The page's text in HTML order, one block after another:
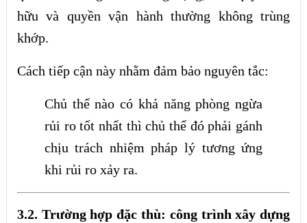
hữu và quyền vận hành thường không trùng
khớp.
Cách tiếp cận này nhằm đảm bảo nguyên tắc:
Chủ thể nào có khả năng phòng ngừa
rủi ro tốt nhất thì chủ thể đó phải gánh
chịu trách nhiệm pháp lý tương ứng
khi rủi ro xảy ra.
3.2. Trường hợp đặc thù: công trình xây dựng